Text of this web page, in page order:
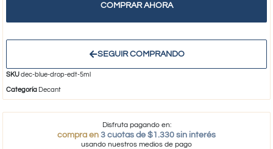
COMPRAR AHORA
SEGUIR COMPRANDO
SKUdec-blue-drop-edt-5ml
Categoría Decant
Disfruta pagando en:
compra en 3 cuotas de $1.330 sin interés
usando nuestros medios de pago